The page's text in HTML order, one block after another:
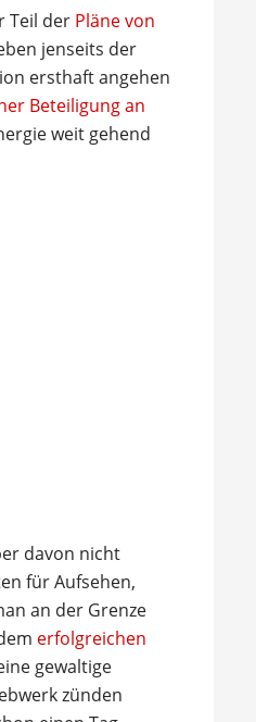
Teil der Pläne von
jenseits der
ersthaft angehen
Beteiligung an
weit gehend
davon nicht
für Aufsehen,
an der Grenze
erfolgreichen
gewaltige
zünden